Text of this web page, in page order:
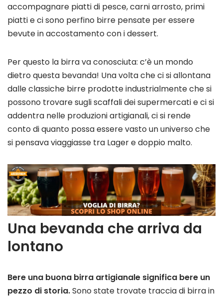
accompagnare piatti di pesce, carni arrosto, primi
piatti e ci sono perfino birre pensate per essere
bevute in accostamento con i dessert.
Per questo la birra va conosciuta: c’è un mondo
dietro questa bevanda! Una volta che ci si allontana
dalle classiche birre prodotte industrialmente che si
possono trovare sugli scaffali dei supermercati e ci si
addentra nelle produzioni artigianali, ci si rende
conto di quanto possa essere vasto un universo che
si pensava viaggiasse tra Lager e doppio malto.
Una bevanda che arriva da
lontano
Bere una buona birra artigianale significa bere un
pezzo di storia.Sono state trovate traccia di birra in